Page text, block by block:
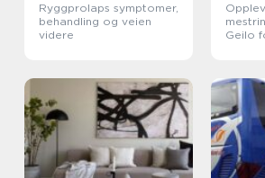
Ryggprolaps symptomer,
behandling og veien
videre
Geilo